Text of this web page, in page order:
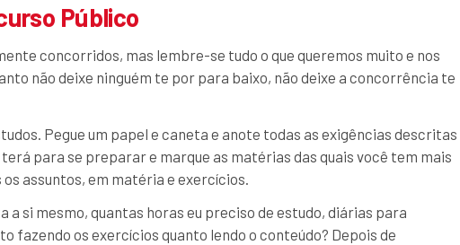
Público
concorridos, mas lembre-se tudo o que queremos muito e nos
não deixe ninguém te por para baixo, não deixe a concorrência te
Pegue um papel e caneta e anote todas as exigências descritas
para se preparar e marque as matérias das quais você tem mais
assuntos, em matéria e exercícios.
a si mesmo, quantas horas eu preciso de estudo, diárias para
fazendo os exercícios quanto lendo o conteúdo? Depois de